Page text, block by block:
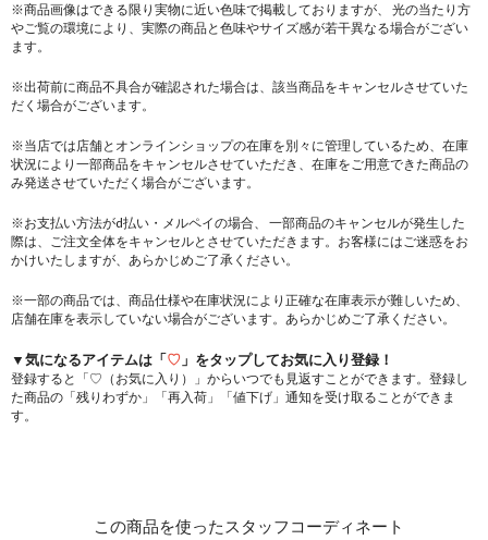
※商品画像はできる限り実物に近い色味で掲載しておりますが、 光の当たり方
やご覧の環境により、実際の商品と色味やサイズ感が若干異なる場合がござい
ます。
※出荷前に商品不具合が確認された場合は、該当商品をキャンセルさせていた
だく場合がございます。
※当店では店舗とオンラインショップの在庫を別々に管理しているため、在庫
状況により一部商品をキャンセルさせていただき、在庫をご用意できた商品の
み発送させていただく場合がございます。
※お支払い方法がd払い・メルペイの場合、 一部商品のキャンセルが発生した
際は、ご注文全体をキャンセルとさせていただきます。お客様にはご迷惑をお
かけいたしますが、あらかじめご了承ください。
※一部の商品では、商品仕様や在庫状況により正確な在庫表示が難しいため、
店舗在庫を表示していない場合がございます。あらかじめご了承ください。
▼気になるアイテムは「♡ 」をタップしてお気に入り登録！
登録すると「♡（お気に入り）」からいつでも見返すことができます。登録し
た商品の「残りわずか」「再入荷」「値下げ」通知を受け取ることができま
す。
この商品を使ったスタッフコーディネート